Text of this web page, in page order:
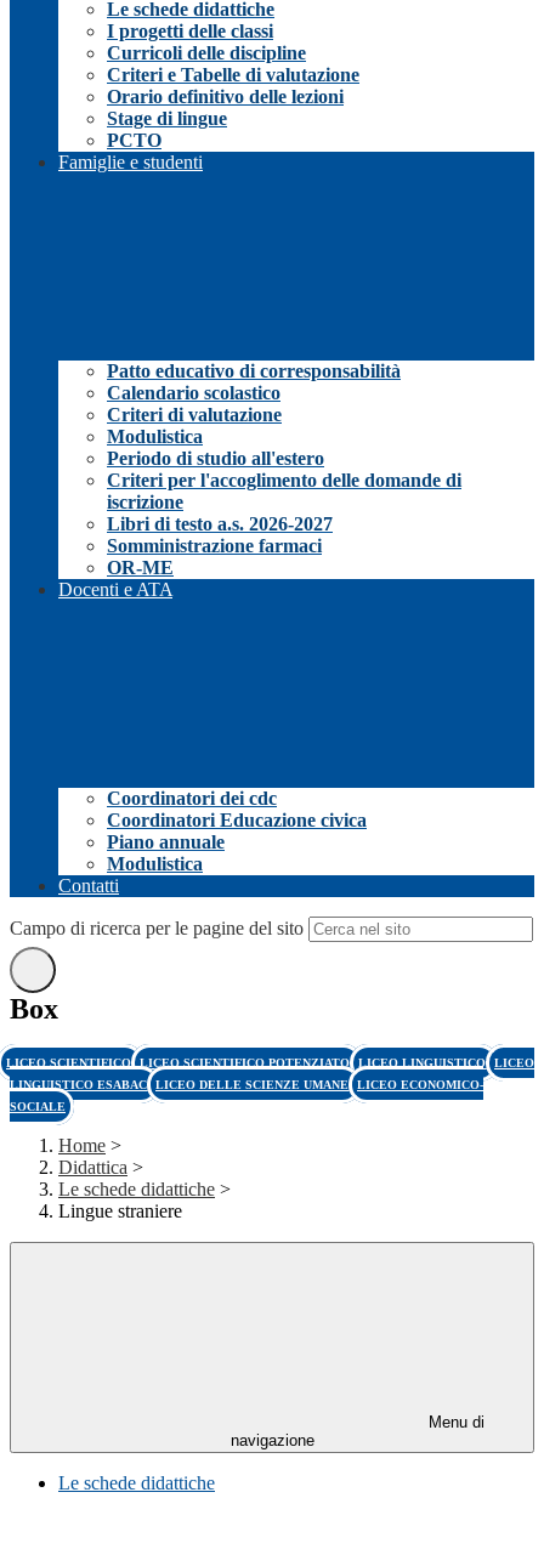
Le schede didattiche
I progetti delle classi
Curricoli delle discipline
Criteri e Tabelle di valutazione
Orario definitivo delle lezioni
Stage di lingue
PCTO
Famiglie e studenti
Patto educativo di corresponsabilità
Calendario scolastico
Criteri di valutazione
Modulistica
Periodo di studio all'estero
Criteri per l'accoglimento delle domande di
iscrizione
Libri di testo a.s. 2026-2027
Somministrazione farmaci
OR-ME
Docenti e ATA
Coordinatori dei cdc
Coordinatori Educazione civica
Piano annuale
Modulistica
Contatti
Campo di ricerca per le pagine del sito
Box
LICEO SCIENTIFICO LICEO SCIENTIFICO POTENZIATO LICEO LINGUISTICO LICEO
LINGUISTICO ESABAC LICEO DELLE SCIENZE UMANE LICEO ECONOMICO-
SOCIALE
Home >
Didattica >
Le schede didattiche >
Lingue straniere
Menu di
navigazione
Le schede didattiche